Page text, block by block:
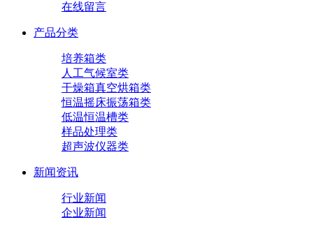
在线留言
产品分类
培养箱类
人工气候室类
干燥箱真空烘箱类
恒温摇床振荡箱类
低温恒温槽类
样品处理类
超声波仪器类
新闻资讯
行业新闻
企业新闻